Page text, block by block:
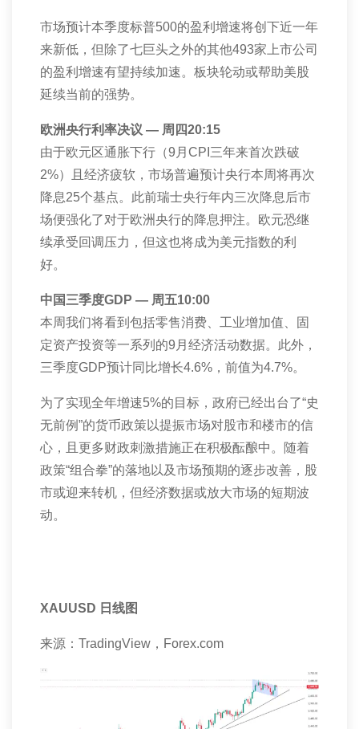
市场预计本季度标普500的盈利增速将创下近一年
来新低，但除了七巨头之外的其他493家上市公司
的盈利增速有望持续加速。板块轮动或帮助美股
延续当前的强势。
欧洲央行利率决议 — 周四20:15
由于欧元区通胀下行（9 月 CPI 三年来首次跌破
2%）且经济疲软，市场普遍预计央行本周将再次
降息25个基点。此前瑞士央行年内三次降息后市
场便强化了对于欧洲央行的降息押注。欧元恐继
续承受回调压力，但这也将成为美元指数的利
好。
中国三季度GDP — 周五10:00
本周我们将看到包括零售消费、工业增加值、固
定资产投资等一系列的9 月经济活动数据。此外，
三季度GDP预计同比增长4.6% ，前值为4.7%。
为了实现全年增速5%的目标，政府已经出台了“史
无前例”的货币政策以提振市场对股市和楼市的信
心，且更多财政刺激措施正在积极酝酿中。随着
政策“组合拳”的落地以及市场预期的逐步改善，股
市或迎来转机，但经济数据或放大市场的短期波
动。
XAUUSD 日线图
来源： TradingView ， Forex.com